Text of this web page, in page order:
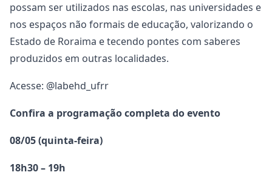
possam ser utilizados nas escolas, nas universidades e
nos espaços não formais de educação, valorizando o
Estado de Roraima e tecendo pontes com saberes
produzidos em outras localidades.
Acesse: @labehd_ufrr
Confira a programação completa do evento
08/05 (quinta-feira)
18h30 – 19h